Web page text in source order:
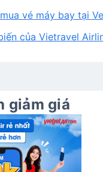
vé máy bay tại
của Vietravel
giảm giá